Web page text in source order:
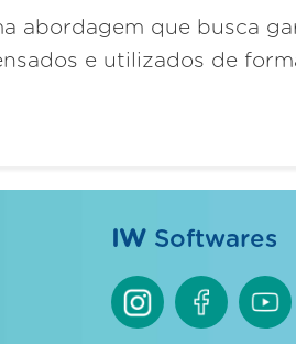
abordagem que busca
​​e utilizados de
IWSoftwares